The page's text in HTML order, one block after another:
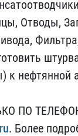
Отводы,
к нефт​янной
ПО
. Более